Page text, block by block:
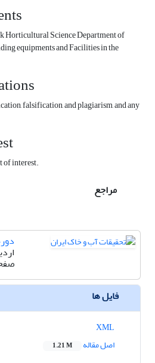
Horticultural Science Department of
equipments and Facilities in the
falsification, and plagiarism, and any
of interest.
مراجع
دوره 57،
فایل ها
اصل مقاله
1.21 M